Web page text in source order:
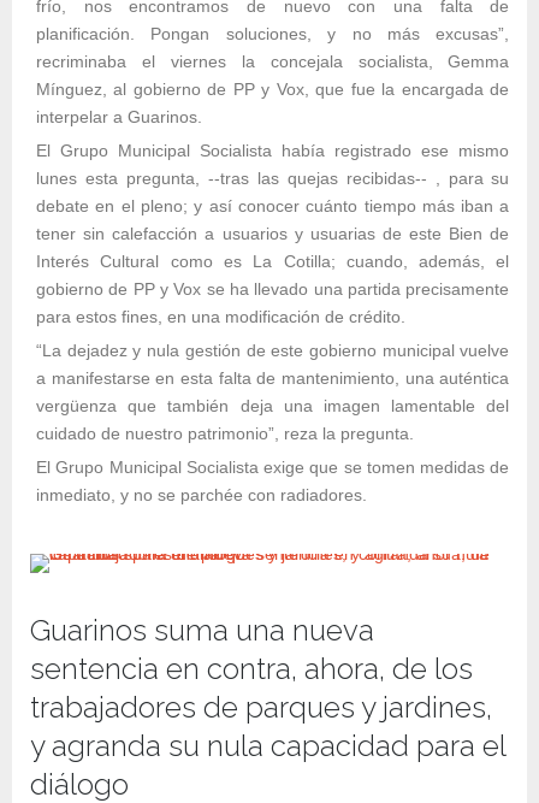
frío, nos encontramos de nuevo con una falta de
planificación. Pongan soluciones, y no más excusas”,
recriminaba el viernes la concejala socialista, Gemma
Mínguez, al gobierno de PP y Vox, que fue la encargada de
interpelar a Guarinos.
El Grupo Municipal Socialista había registrado ese mismo
lunes esta pregunta, --tras las quejas recibidas-- , para su
debate en el pleno; y así conocer cuánto tiempo más iban a
tener sin calefacción a usuarios y usuarias de este Bien de
Interés Cultural como es La Cotilla; cuando, además, el
gobierno de PP y Vox se ha llevado una partida precisamente
para estos fines, en una modificación de crédito.
“La dejadez y nula gestión de este gobierno municipal vuelve
a manifestarse en esta falta de mantenimiento, una auténtica
vergüenza que también deja una imagen lamentable del
cuidado de nuestro patrimonio”, reza la pregunta.
El Grupo Municipal Socialista exige que se tomen medidas de
inmediato, y no se parchée con radiadores.
Guarinos suma una nueva
sentencia en contra, ahora, de los
trabajadores de parques y jardines,
y agranda su nula capacidad para el
diálogo